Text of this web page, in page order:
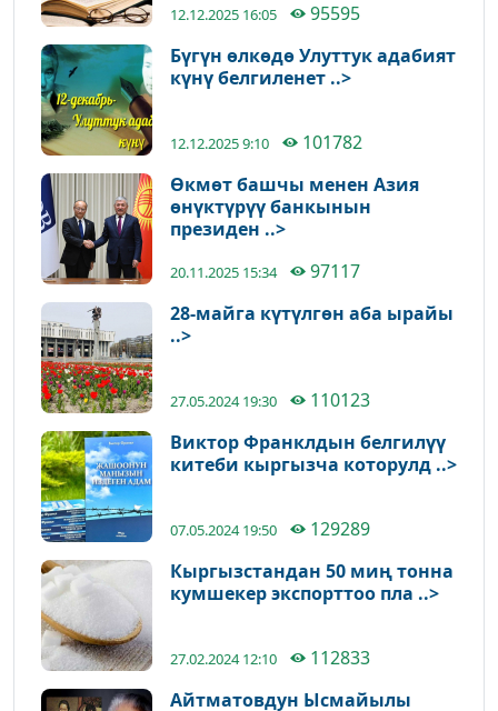
12.12.2025 16:05
95595
Бүгүн өлкөдө Улуттук адабият
күнү белгиленет ..>
12.12.2025 9:10
101782
Өкмөт башчы менен Азия
өнүктүрүү банкынын
президен ..>
20.11.2025 15:34
97117
28-майга күтүлгөн аба ырайы
..>
27.05.2024 19:30
110123
Виктор Франклдын белгилүү
китеби кыргызча которулд ..>
07.05.2024 19:50
129289
Кыргызстандан 50 миң тонна
кумшекер экспорттоо пла ..>
27.02.2024 12:10
112833
Айтматовдун Ысмайылы